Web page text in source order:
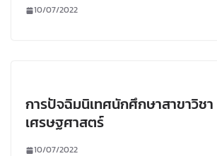
10/07/2022
การปัจฉิมนิเทศนักศึกษาสาขาวิชา
เศรษฐศาสตร์
10/07/2022